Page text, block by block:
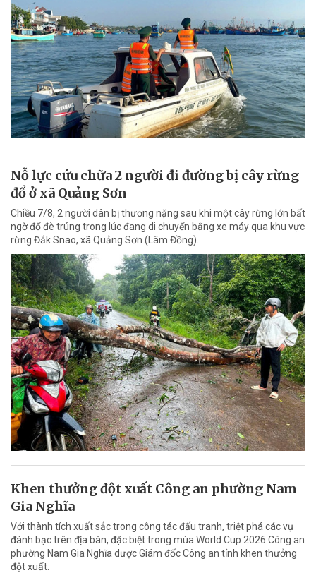
Nỗ lực cứu chữa 2 người đi đường bị cây rừng
đổ ở xã Quảng Sơn
Chiều 7/8, 2 người dân bị thương nặng sau khi một cây rừng lớn bất
ngờ đổ đè trúng trong lúc đang di chuyển bằng xe máy qua khu vực
rừng Đắk Snao, xã Quảng Sơn (Lâm Đồng).
Khen thưởng đột xuất Công an phường Nam
Gia Nghĩa
Với thành tích xuất sắc trong công tác đấu tranh, triệt phá các vụ
đánh bạc trên địa bàn, đặc biệt trong mùa World Cup 2026 Công an
phường Nam Gia Nghĩa dược Giám đốc Công an tỉnh khen thưởng
đột xuất.